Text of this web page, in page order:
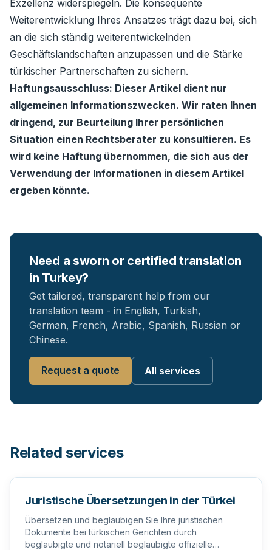
Exzellenz widerspiegeln. Die konsequente
Weiterentwicklung Ihres Ansatzes trägt dazu bei, sich
an die sich ständig weiterentwickelnden
Geschäftslandschaften anzupassen und die Stärke
türkischer Partnerschaften zu sichern.
Haftungsausschluss: Dieser Artikel dient nur
allgemeinen Informationszwecken. Wir raten Ihnen
dringend, zur Beurteilung Ihrer persönlichen
Situation einen Rechtsberater zu konsultieren. Es
wird keine Haftung übernommen, die sich aus der
Verwendung der Informationen in diesem Artikel
ergeben könnte.
Need a sworn or certified translation
in Turkey?
Get tailored, transparent help from our
translation team - in English, Turkish,
German, French, Arabic, Spanish, Russian or
Chinese.
Request a quote All services
Related services
Juristische Übersetzungen in der Türkei
Übersetzen und beglaubigen Sie Ihre juristischen
Dokumente bei türkischen Gerichten durch
beglaubigte und notariell beglaubigte offizielle